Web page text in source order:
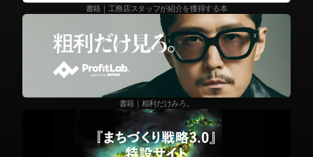
書籍｜工務店スタッフが紹介を獲得する本
書籍｜粗利だけみろ。